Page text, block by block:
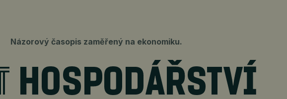
Názorový časopis zaměřený na ekonomiku.